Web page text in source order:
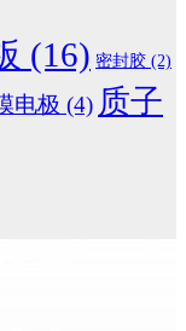
(16) 密封胶 (2)
电极 (4) 质子